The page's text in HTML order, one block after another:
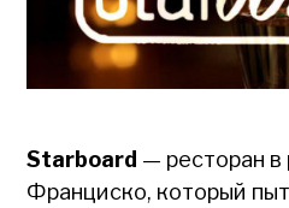
Starboard — ресторан
Франциско, который